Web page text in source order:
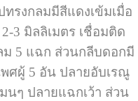
รงกลมมีสีแดงเข้มเมื่อ
3 มิลลิเมตร เชื่อมติด
5 แฉก ส่วนกลีบดอกมี
ศผู้ 5 อัน ปลายอับเรณู
นๆ ปลายแฉกเว้า ส่วน